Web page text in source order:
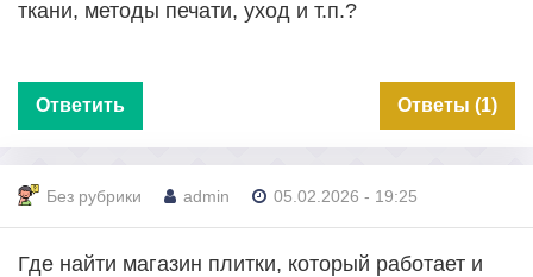
ткани, методы печати, уход и т.п.?
Ответить Ответы (1)
Без рубрики admin 05.02.2026 - 19:25
Где найти магазин плитки, который работает и